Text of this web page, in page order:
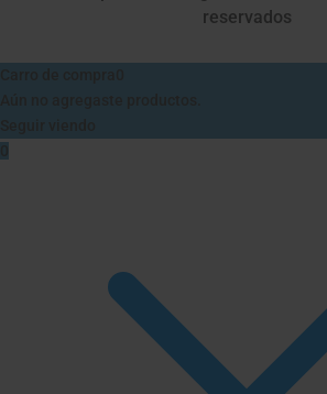
reservados